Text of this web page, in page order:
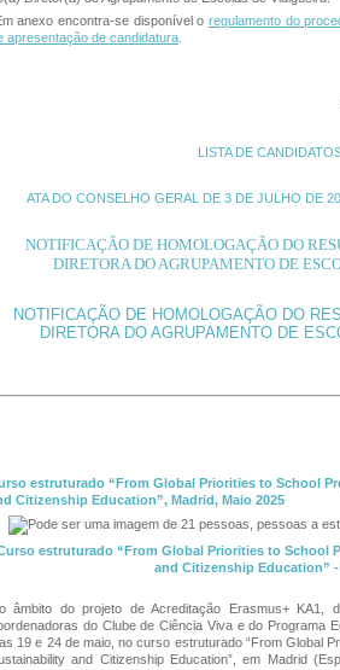
anexo encontra-se disponível oregulamento do
apresentação de candidatura
LISTA DE
ATA DO CONSELHO GERAL DE 3 DE JULHO DE
NOTIFICAÇÃO DE HOMOLOGAÇÃO DO
DIRETORA DO AGRUPAMENTO DE
NOTIFICAÇÃO DE HOMOLOGAÇÃO DO
DIRETORA DO AGRUPAMENTO DE
estruturado “From Global Priorities to School
Citizenship Education”, Madrid, Maio 2025
estruturado “From Global Priorities to School
and Citizenship Education” -
âmbito do projeto de Acreditação Erasmus+ KA1,
do Clube de Ciência Viva e do Programa
19 e 24 de maio, no curso estruturado “From Global
and Citizenship Education”, em Madrid